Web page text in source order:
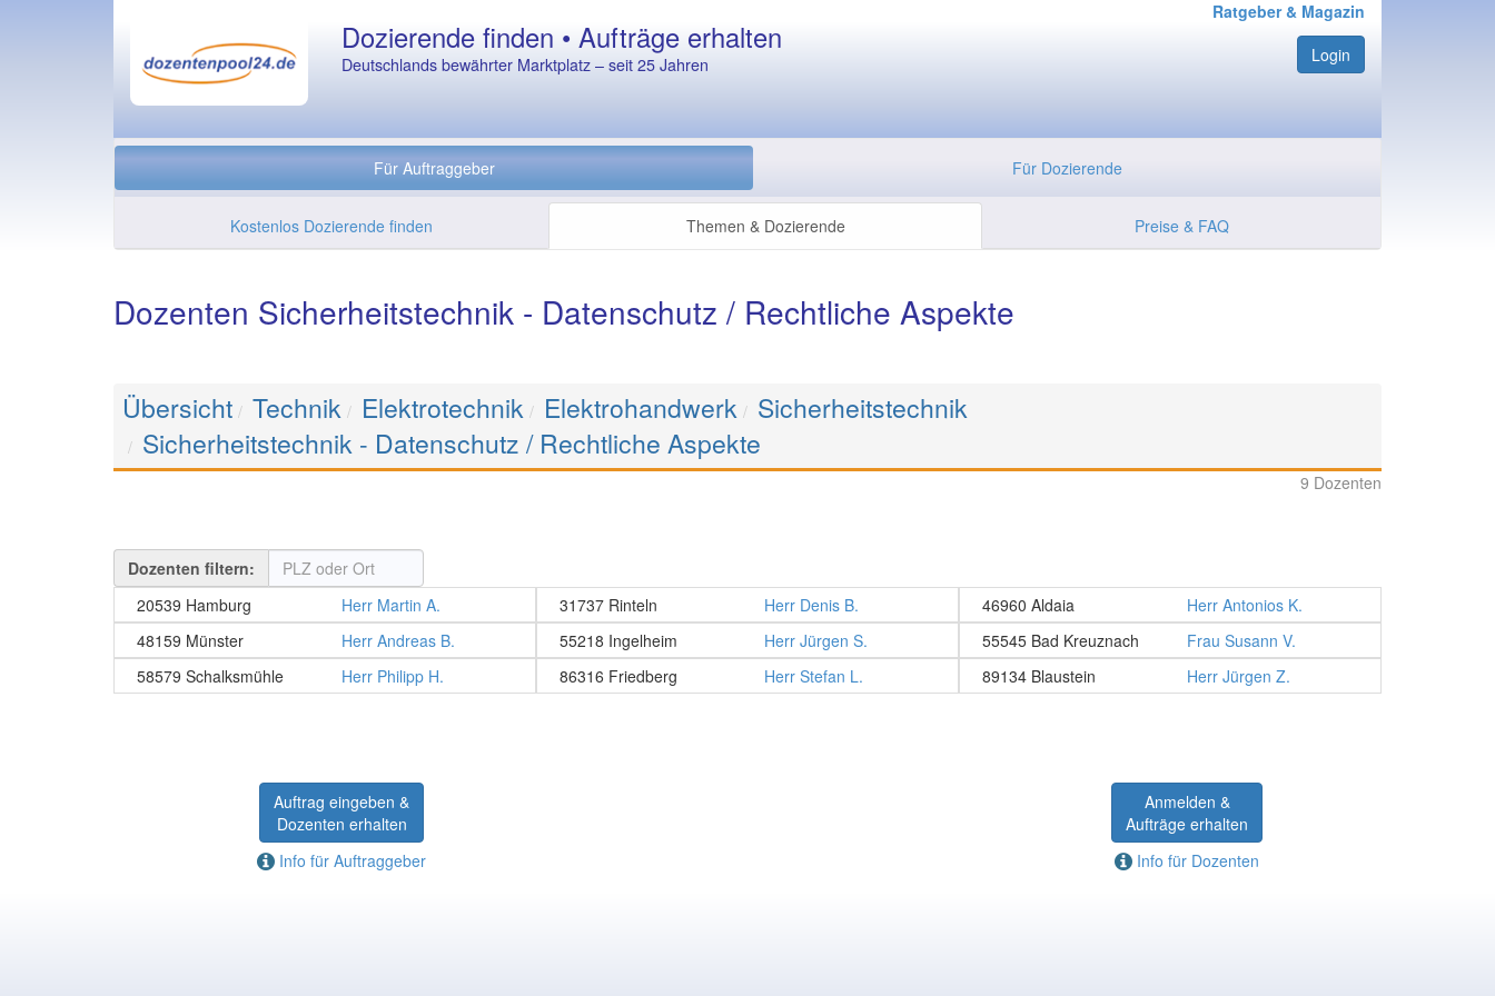
Dozierende finden • Aufträge erhalten
Deutschlands bewährter Marktplatz – seit 25 Jahren
Ratgeber & Magazin
Login
Für Auftraggeber Für Dozierende
Kostenlos Dozierende finden Themen & Dozierende Preise & FAQ
Dozenten Sicherheitstechnik - Datenschutz / Rechtliche Aspekte
Übersicht Technik Elektrotechnik Elektrohandwerk Sicherheitstechnik
Sicherheitstechnik - Datenschutz / Rechtliche Aspekte
9 Dozenten
Dozenten filtern:
20539 Hamburg
Herr Martin A. 31737 Rinteln Herr Denis B. 46960 Aldaia
Herr Antonios K.
48159 Münster
Herr Andreas B. 55218 Ingelheim Herr Jürgen S. 55545 Bad Kreuznach
Frau Susann V.
58579 Schalksmühle
Herr Philipp H. 86316 Friedberg Herr Stefan L. 89134 Blaustein Herr Jürgen Z.
Auftrag eingeben &
Dozenten erhalten
Info für Auftraggeber
Anmelden &
Aufträge erhalten
Info für Dozenten